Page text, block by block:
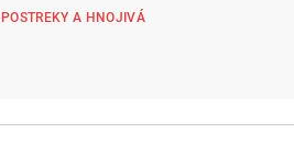
POSTREKY A HNOJIVÁ